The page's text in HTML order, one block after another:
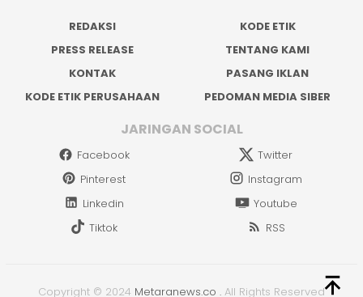
REDAKSI
KODE ETIK
PRESS RELEASE
TENTANG KAMI
KONTAK
PASANG IKLAN
KODE ETIK PERUSAHAAN
PEDOMAN MEDIA SIBER
JARINGAN SOCIAL
Facebook
Twitter
Pinterest
Instagram
Linkedin
Youtube
Tiktok
RSS
Copyright © 2024 Metaranews.co . All Rights Reserved